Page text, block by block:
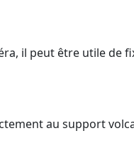
il peut être utile de
au support